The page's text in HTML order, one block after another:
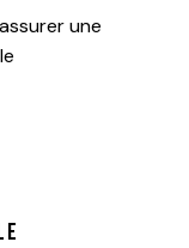
une